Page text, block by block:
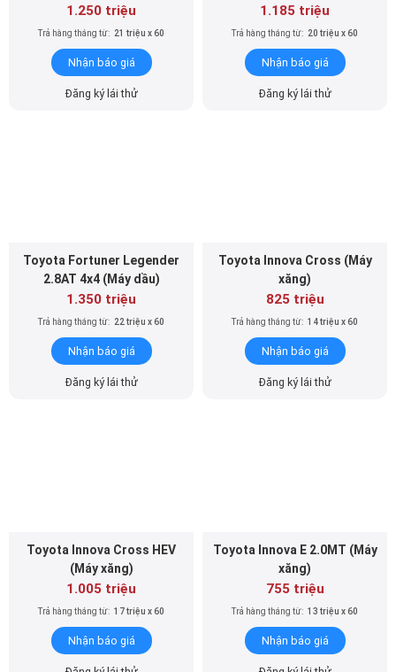
1.250 triệu
Trả hàng tháng từ: 21 triệu x 60
Nhận báo giá
Đăng ký lái thử
1.185 triệu
Trả hàng tháng từ: 20 triệu x 60
Nhận báo giá
Đăng ký lái thử
Toyota Fortuner Legender
2.8AT 4x4 (Máy dầu)
1.350 triệu
Trả hàng tháng từ: 22 triệu x 60
Nhận báo giá
Đăng ký lái thử
Toyota Innova Cross (Máy
xăng)
825 triệu
Trả hàng tháng từ: 14 triệu x 60
Nhận báo giá
Đăng ký lái thử
Toyota Innova Cross HEV
(Máy xăng)
1.005 triệu
Trả hàng tháng từ: 17 triệu x 60
Nhận báo giá
Toyota Innova E 2.0MT (Máy
xăng)
755 triệu
Trả hàng tháng từ: 13 triệu x 60
Nhận báo giá